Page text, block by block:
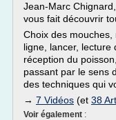
Jean-Marc
vous fait découvrir
Choix des
ligne, lancer, lecture
réception du
passant par le sens
des techniques qui
→ 7 Vidéos (et 38
Voir également :